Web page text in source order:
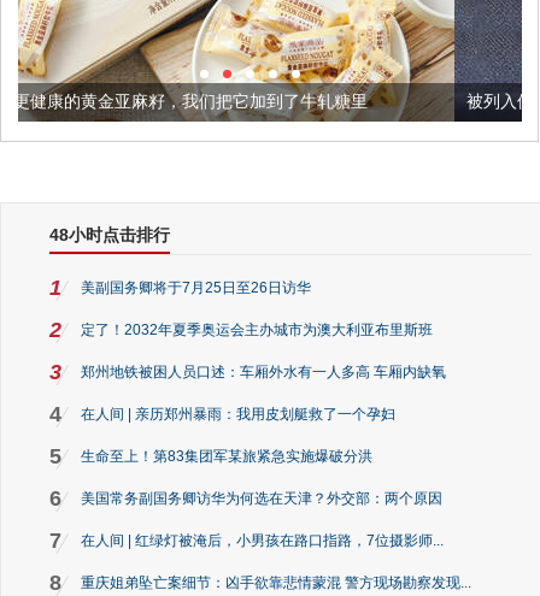
我们把它加到了牛轧糖里 被列入佛家七宝的它到底有多
48小时点击排行
1 美副国务卿将于7月25日至26日访华
2 定了！2032年夏季奥运会主办城市为澳大利亚布里斯班
3 郑州地铁被困人员口述：车厢外水有一人多高 车厢内缺氧
4 在人间 | 亲历郑州暴雨：我用皮划艇救了一个孕妇
5 生命至上！第83集团军某旅紧急实施爆破分洪
6 美国常务副国务卿访华为何选在天津？外交部：两个原因
7 在人间 | 红绿灯被淹后，小男孩在路口指路，7位摄影师...
8 重庆姐弟坠亡案细节：凶手欲靠悲情蒙混 警方现场勘察发现...